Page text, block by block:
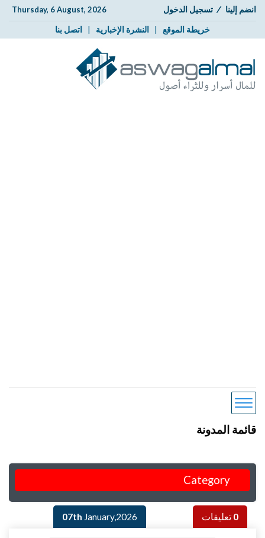
انضم إلينا / تسجيل الدخول Thursday, 6 August, 2026
خريطة الموقع | النشرة الإخبارية | اتصل بنا
قائمة المدونة
Category
07th January,2026 0 تعليقات